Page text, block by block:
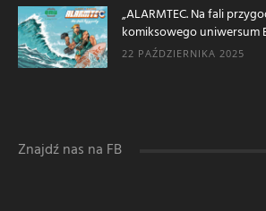
„ALARMTEC. Na fali
komiksowego uniwersum
22 PAŹDZIERNIKA 2025
Znajdź nas na FB